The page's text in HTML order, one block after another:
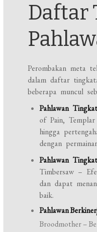
Daftar
Perombakan meta
dalam daftar
beberapa muncul
Pahlawan
of Pain,
hingga
dengan
Pahlawan
Timbersaw –
dan dapat
baik.
Pahlawan
Broodmother –